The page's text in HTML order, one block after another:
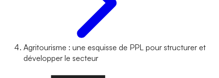
Agritourisme : une esquisse de PPL pour structurer et
développer le secteur